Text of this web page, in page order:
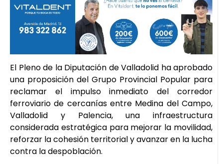
El Pleno de la Diputación de Valladolid ha aprobado
una proposición del Grupo Provincial Popular para
reclamar el impulso inmediato del corredor
ferroviario de cercanías entre Medina del Campo,
Valladolid y Palencia, una infraestructura
considerada estratégica para mejorar la movilidad,
reforzar la cohesión territorial y avanzar en la lucha
contra la despoblación.